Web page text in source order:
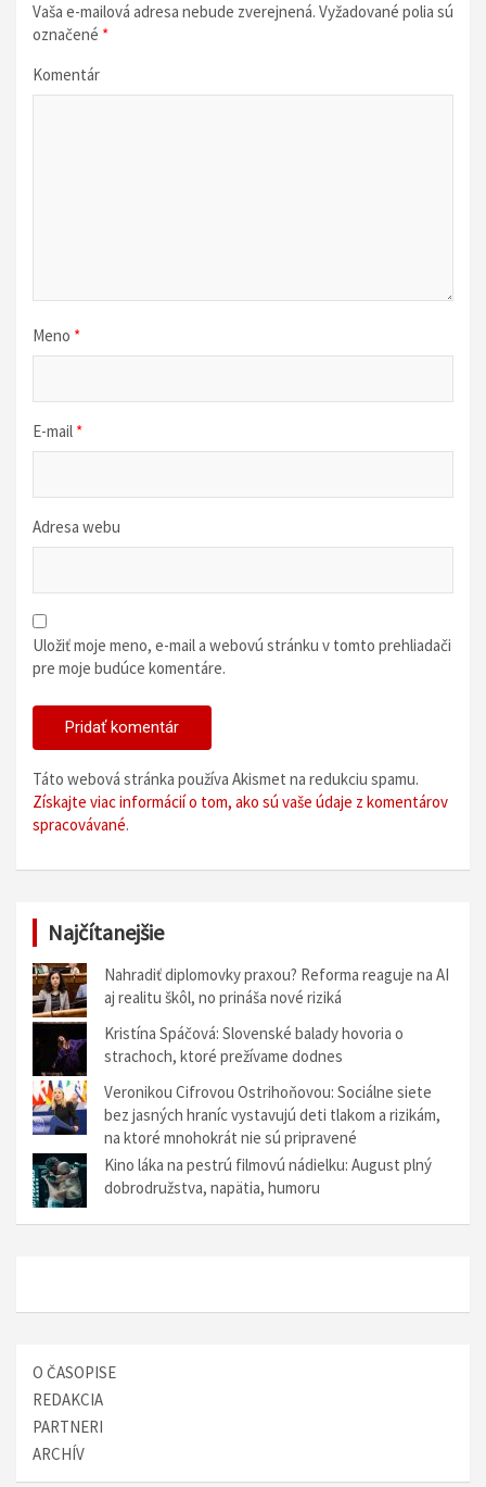
Vaša e-mailová adresa nebude zverejnená. Vyžadované polia sú
označené *
Komentár
Meno *
E-mail *
Adresa webu
Uložiť moje meno, e-mail a webovú stránku v tomto prehliadači
pre moje budúce komentáre.
Táto webová stránka používa Akismet na redukciu spamu.
Získajte viac informácií o tom, ako sú vaše údaje z komentárov
spracovávané.
Najčítanejšie
Nahradiť diplomovky praxou? Reforma reaguje na AI
aj realitu škôl, no prináša nové riziká
Kristína Spáčová: Slovenské balady hovoria o
strachoch, ktoré prežívame dodnes
Veronikou Cifrovou Ostrihoňovou: Sociálne siete
bez jasných hraníc vystavujú deti tlakom a rizikám,
na ktoré mnohokrát nie sú pripravené
Kino láka na pestrú filmovú nádielku: August plný
dobrodružstva, napätia, humoru
O ČASOPISE
REDAKCIA
PARTNERI
ARCHÍV